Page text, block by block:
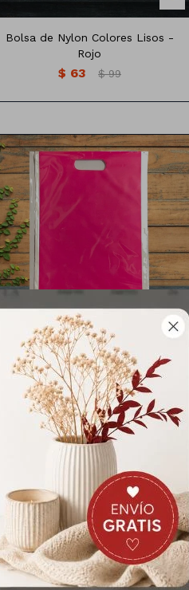
Bolsa de Nylon Colores Lisos -
Rojo
$ 63 $ 99
Bolsa de nylon colores lisos
Medidas: 25cm x16 cm
Bolsa de Nylon Colores Lisos -
Fucsia
$ 63 $ 99
Bolsa de sorpesita diseño unicornio
x10 unidades